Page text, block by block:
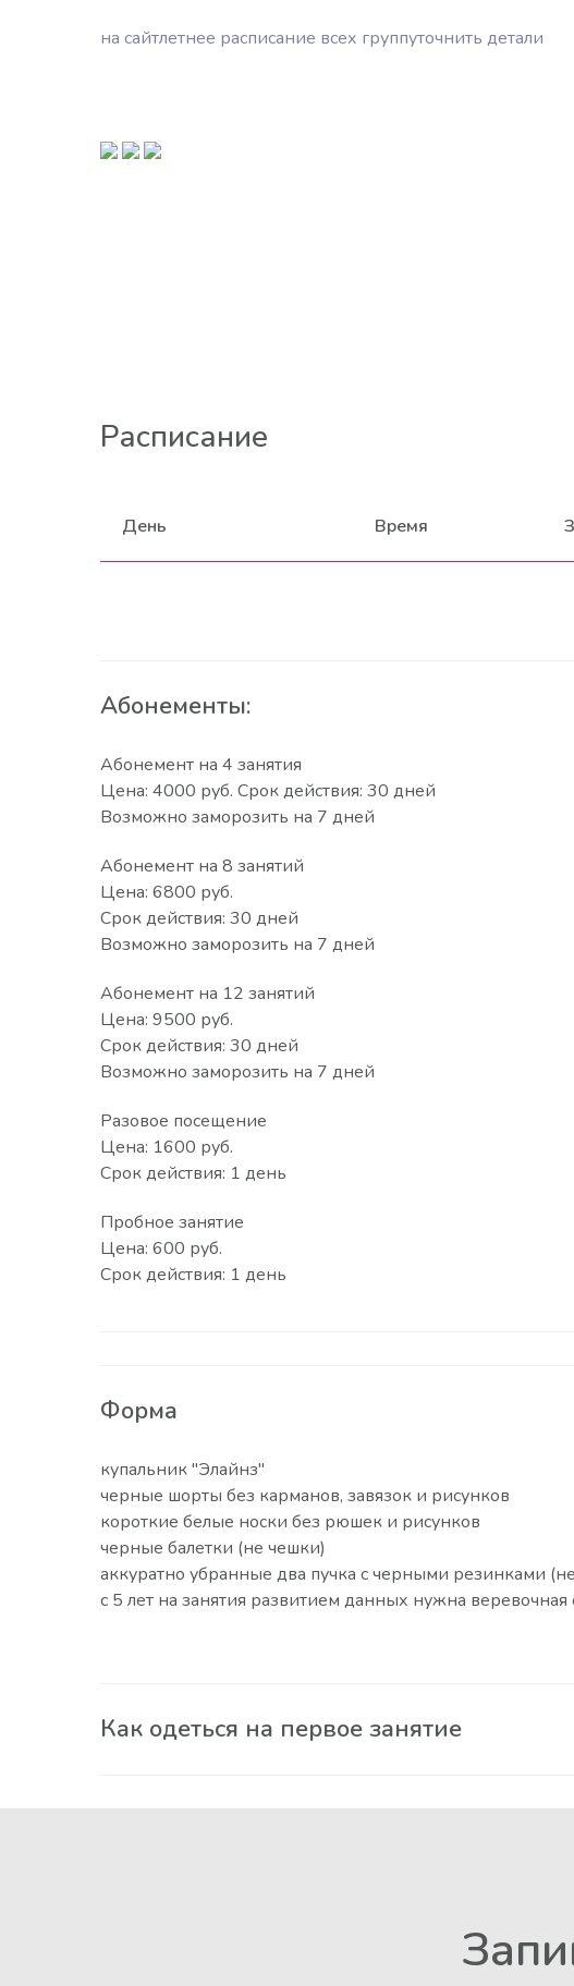
на сайтлетнее расписание всех группуточнить детали
Расписание
День Время
Абонементы:
Абонемент на 4 занятия
Цена: 4000 руб. Срок действия: 30 дней
Возможно заморозить на 7 дней
Абонемент на 8 занятий
Цена: 6800 руб.
Срок действия: 30 дней
Возможно заморозить на 7 дней
Абонемент на 12 занятий
Цена: 9500 руб.
Срок действия: 30 дней
Возможно заморозить на 7 дней
Разовое посещение
Цена: 1600 руб.
Срок действия: 1 день
Пробное занятие
Цена: 600 руб.
Срок действия: 1 день
Форма
купальник "Элайнз"
черные шорты без карманов, завязок и рисунков
короткие белые носки без рюшек и рисунков
черные балетки (не чешки)
аккуратно убранные два пучка с черными резинками
с 5 лет на занятия развитием данных нужна веревочная
Как одеться на первое занятие